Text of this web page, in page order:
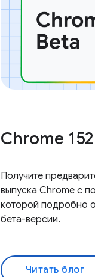
Chrome
Получите
выпуска Chrome с
которой подробно
бета-версии.
Читать блог